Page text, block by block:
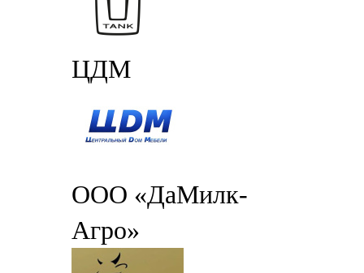
ЦДМ
ООО «ДаМилк-
Агро»